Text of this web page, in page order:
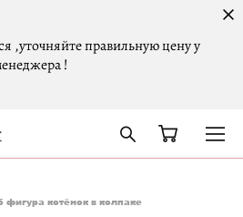
,уточняйте правильную цену у
!
фигура котёнок в колпаке